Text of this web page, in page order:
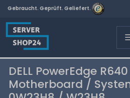
Gebraucht. Geprüft. Geliefert.
DELL PowerEdge
Motherboard /